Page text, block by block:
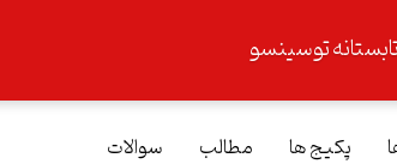
توسینسو
پکیج ها مطالب سوالات